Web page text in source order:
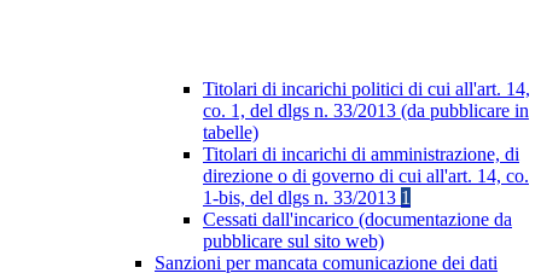
Titolari di incarichi politici di cui all'art. 14,
co. 1, del dlgs n. 33/2013 (da pubblicare in
tabelle)
Titolari di incarichi di amministrazione, di
direzione o di governo di cui all'art. 14, co.
1-bis, del dlgs n. 33/2013 1
Cessati dall'incarico (documentazione da
pubblicare sul sito web)
Sanzioni per mancata comunicazione dei dati